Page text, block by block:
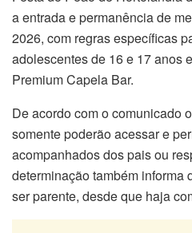
a entrada e permanência de
2026, com regras específicas
adolescentes de 16 e 17 anos
Premium Capela Bar.
De acordo com o comunicado
somente poderão acessar e
acompanhados dos pais ou
determinação também informa
ser parente, desde que haja